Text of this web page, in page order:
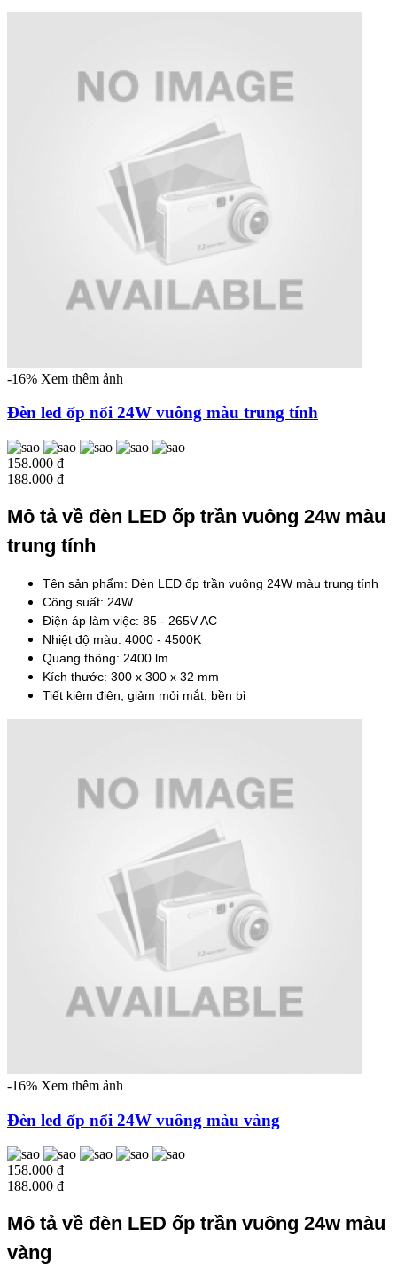
-16% Xem thêm ảnh
Đèn led ốp nổi 24W vuông màu trung tính
158.000 đ
188.000 đ
Mô tả về đèn LED ốp trần vuông 24w màu
trung tính
Tên sản phẩm: Đèn LED ốp trần vuông 24W màu trung tính
Công suất: 24W
Điện áp làm việc: 85 - 265V AC
Nhiệt độ màu: 4000 - 4500K
Quang thông: 2400 lm
Kích thước: 300 x 300 x 32 mm
Tiết kiệm điện, giảm mỏi mắt, bền bỉ
-16% Xem thêm ảnh
Đèn led ốp nổi 24W vuông màu vàng
158.000 đ
188.000 đ
Mô tả về đèn LED ốp trần vuông 24w màu
vàng